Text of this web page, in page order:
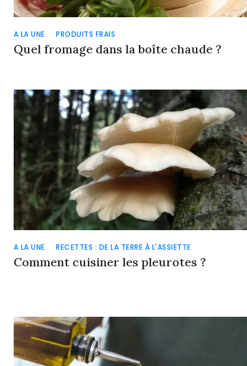
A LA UNE PRODUITS FRAIS
Quel fromage dans la boîte chaude ?
A LA UNE RECETTES : DE LA TERRE À L'ASSIETTE
Comment cuisiner les pleurotes ?